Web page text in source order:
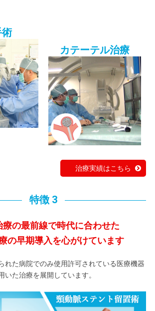
術
カテーテル治療
治療実績はこちら
特徴 3
療の最前線で時代に合わせた
の早期導入を心がけています
れた病院でのみ使用許可されている医療機器
いた治療を展開しています。